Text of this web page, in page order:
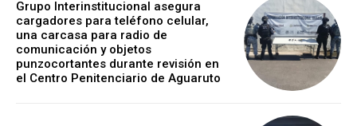
Grupo Interinstitucional asegura
cargadores para teléfono celular,
una carcasa para radio de
comunicación y objetos
punzocortantes durante revisión en
el Centro Penitenciario de Aguaruto